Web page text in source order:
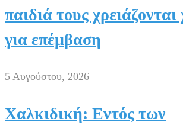
παιδιά τους
για επέμβαση
5 Αυγούστου, 2026
Χαλκιδική: Εντός των